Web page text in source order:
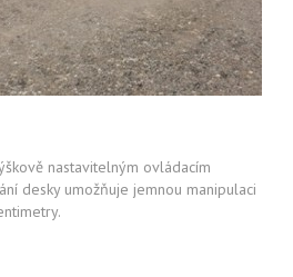
nastavitelným ovládacím
desky umožňuje jemnou manipulaci